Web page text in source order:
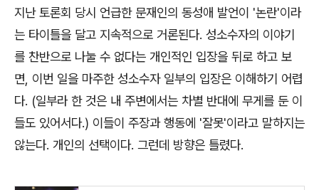
지난 토론회 당시 언급한 문재인의 동성애 발언이 '논란'이라
는 타이틀을 달고 지속적으로 거론된다. 성소수자의 이야기
를 찬반으로 나눌 수 없다는 개인적인 입장을 뒤로 하고 보
면, 이번 일을 마주한 성소수자 일부의 입장은 이해하기 어렵
다. (일부라 한 것은 내 주변에서는 차별 반대에 무게를 둔 이
들도 있어서다.) 이들이 주장과 행동에 '잘못'이라고 말하지는
않는다. 개인의 선택이다. 그런데 방향은 틀렸다.